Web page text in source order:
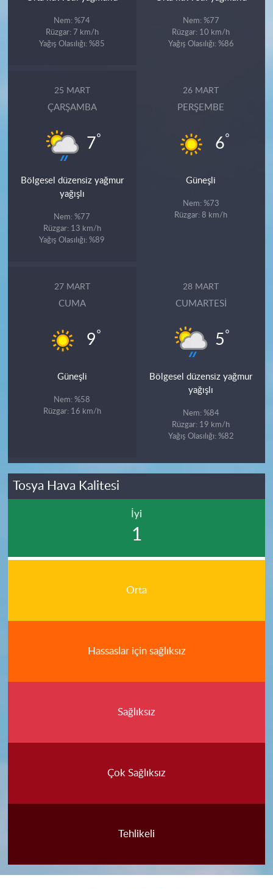
Nem: %74
Rüzgar: 7 km/h
Yağış Olasılığı: %85
Nem: %77
Rüzgar: 10 km/h
Yağış Olasılığı: %86
25 MART
ÇARŞAMBA
7°
Bölgesel düzensiz yağmur
yağışlı
Nem: %77
Rüzgar: 13 km/h
Yağış Olasılığı: %89
26 MART
PERŞEMBE
6°
Güneşli
Nem: %73
Rüzgar: 8 km/h
27 MART
CUMA
9°
Güneşli
Nem: %58
Rüzgar: 16 km/h
28 MART
CUMARTESI
5°
Bölgesel düzensiz yağmur
yağışlı
Nem: %84
Rüzgar: 19 km/h
Yağış Olasılığı: %82
Tosya Hava Kalitesi
İyi
1
Orta
Hassaslar için sağlıksız
Sağlıksız
Çok Sağlıksız
Tehlikeli